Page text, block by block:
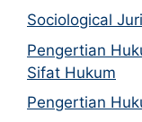
Sociological
Pengertian
Sifat Hukum
Pengertian